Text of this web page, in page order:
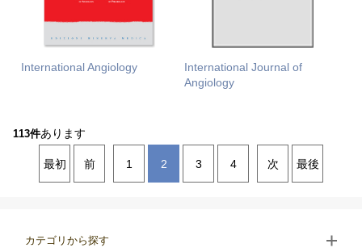
International Angiology
International Journal of
Angiology
113件あります
最初 前 1 2 3 4 次 最後
カテゴリから探す